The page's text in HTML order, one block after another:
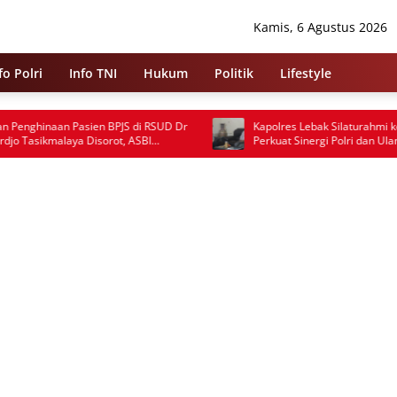
Kamis, 6 Agustus 2026
Polri Info TNI Hukum Politik Lifestyle
di RSUD Dr
ASBI
Pelayanan
Kapolres Lebak Silaturahmi ke Ketua MUI,
Perkuat Sinergi Polri dan Ulama Jaga
Kamtibmas